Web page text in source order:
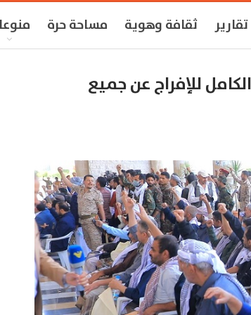
تقارير ثقافة وهوية مساحة حرة
الكامل للإفراج عن جميع